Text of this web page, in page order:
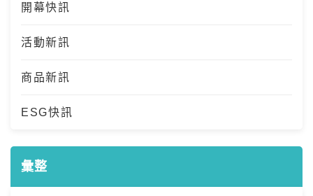
開幕快訊
活動新訊
商品新訊
ESG快訊
彙整